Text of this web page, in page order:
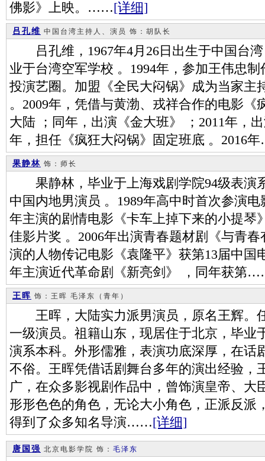
佛影》上映。……[详细]
吕孔维 中国台湾主持人、演员 饰：胡队长
吕孔维，1967年4月26日出生于中国台湾
业于台湾空军学校 。1994年，参加王伟忠
投演艺圈。加盟《全民大闷锅》成为当家主
。2009年，凭借与黄渤、戎祥合作的电影《
大陆 ；同年，出演《金大班》 ；2011年，
年，担任《疯狂大闷锅》固定班底 。2016
果静林 饰：师长
果静林，毕业于上海戏剧学院94级表演
中国内地男演员 。1989年高中时首次参演
年主演的剧情电影《卡车上掉下来的小提琴
佳影片奖 。2006年出演青春题材剧《与青
演的人物传记电影《袁隆平》获第13届中国
年主演近代革命剧《新亮剑》 ，同年获第
王晖 饰：王晖 毛泽东（青年）
王晖，大陆实力派男演员，原名王辉。
一级演员。祖籍山东，现居住于北京，毕业
演系本科。外形儒雅，表演功底深厚，在话
不俗。王晖凭借话剧舞台多年的演出经验，
广，在众多影视剧作品中，曾饰演皇帝、大
形形色色的角色，无论大小角色，正派反派
得到了众多知名导演……[详细]
唐国强 北京电影学院 饰： 毛泽东